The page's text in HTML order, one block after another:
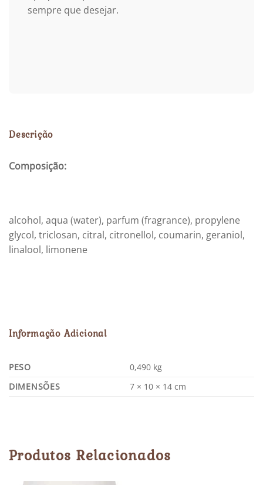
sempre que desejar.
Descrição
Composição:
alcohol, aqua (water), parfum (fragrance), propylene
glycol, triclosan, citral, citronellol, coumarin, geraniol,
linalool, limonene
Informação Adicional
PESO
0,490 kg
DIMENSÕES
7 × 10 × 14 cm
Produtos Relacionados